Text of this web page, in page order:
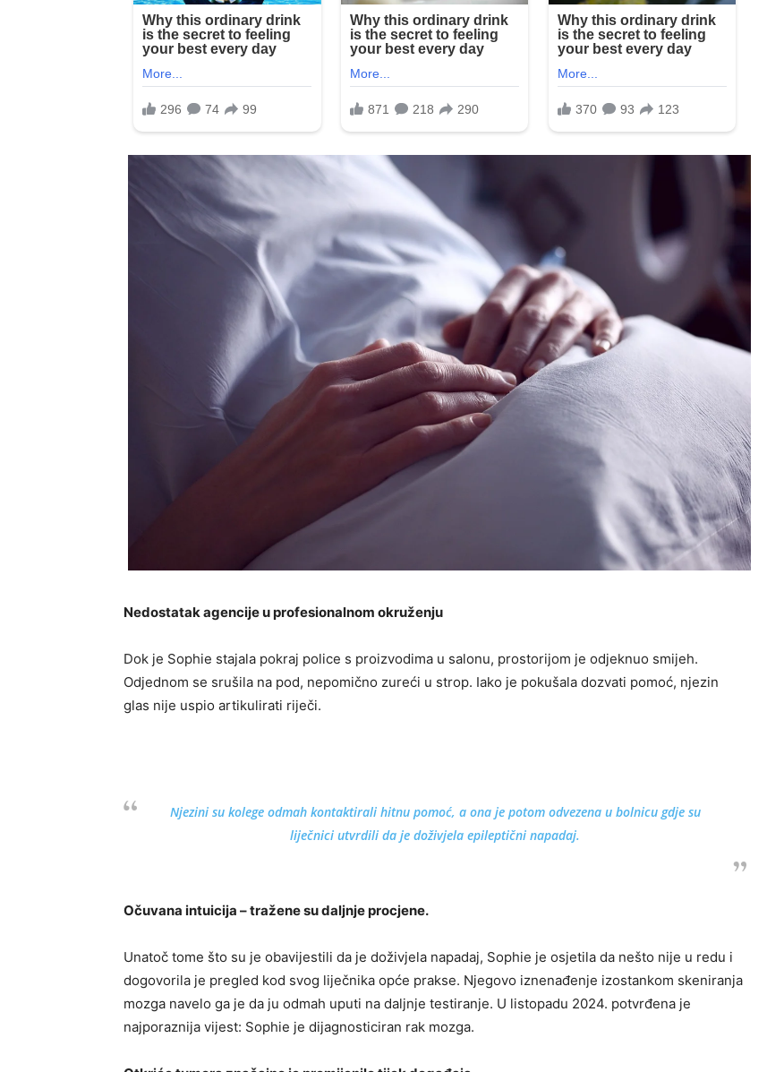
Nedostatak agencije u profesionalnom okruženju
Dok je Sophie stajala pokraj police s proizvodima u salonu, prostorijom je odjeknuo smijeh.
Odjednom se srušila na pod, nepomično zureći u strop. Iako je pokušala dozvati pomoć, njezin
glas nije uspio artikulirati riječi.
Njezini su kolege odmah kontaktirali hitnu pomoć, a ona je potom odvezena u bolnicu gdje su
liječnici utvrdili da je doživjela epileptični napadaj.
Očuvana intuicija – tražene su daljnje procjene.
Unatoč tome što su je obavijestili da je doživjela napadaj, Sophie je osjetila da nešto nije u redu i
dogovorila je pregled kod svog liječnika opće prakse. Njegovo iznenađenje izostankom skeniranja
mozga navelo ga je da ju odmah uputi na daljnje testiranje. U listopadu 2024. potvrđena je
najporaznija vijest: Sophie je dijagnosticiran rak mozga.